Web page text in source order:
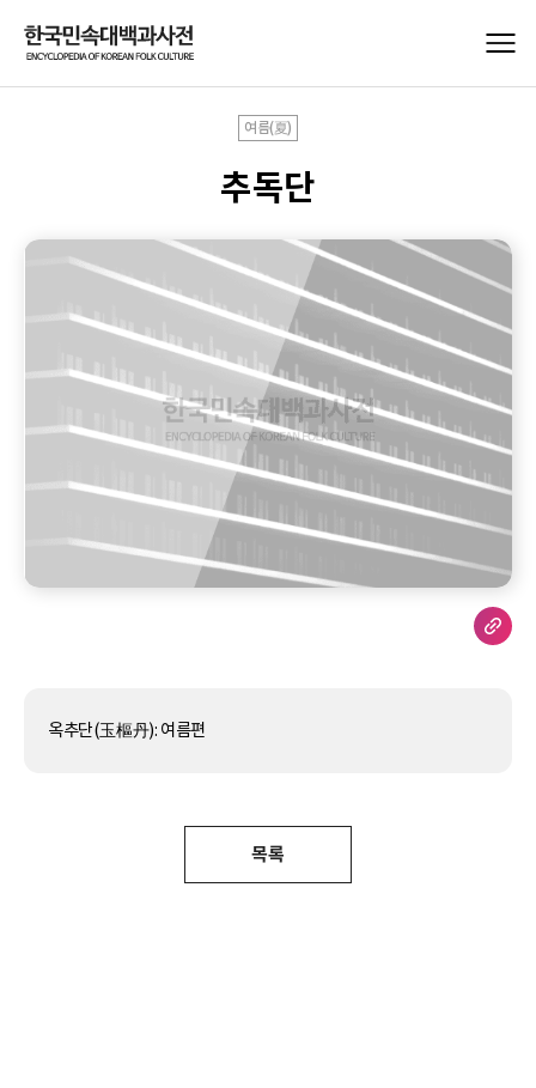
여름(夏)
추독단
옥추단(玉樞丹): 여름편
목록